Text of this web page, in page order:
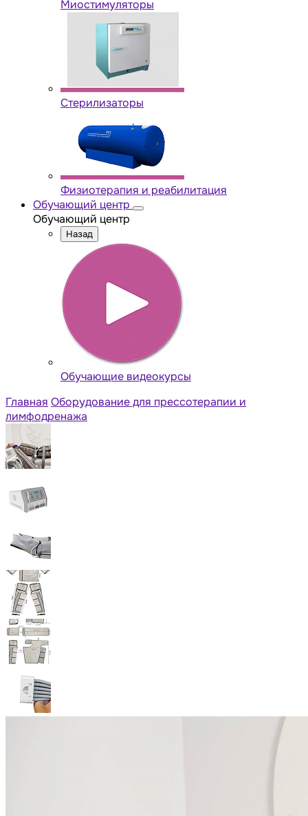
Миостимуляторы
Стерилизаторы
Физиотерапия и реабилитация
Обучающий центр
Обучающий центр
Назад
Обучающие видеокурсы
Главная Оборудование для прессотерапии и
лимфодренажа